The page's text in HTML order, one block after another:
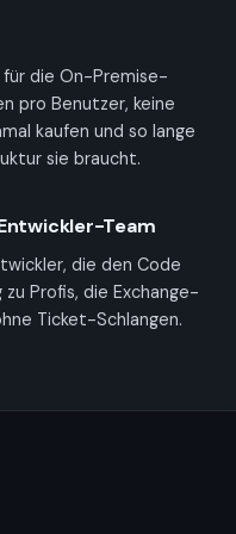
für die On-Premise-
pro Benutzer, keine
kaufen und so lange
sie braucht.
Team
die den Code
Profis, die Exchange-
Ticket-Schlangen.